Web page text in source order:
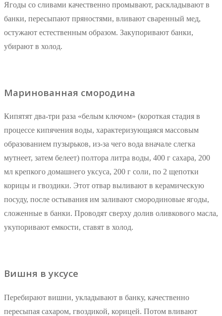
Ягоды со сливами качественно промывают, раскладывают в
банки, пересыпают пряностями, вливают сваренный мед,
остужают естественным образом. Закупоривают банки,
убирают в холод.
Маринованная смородина
Кипятят два-три раза «белым ключом» (короткая стадия в
процессе кипячения воды, характеризующаяся массовым
образованием пузырьков, из-за чего вода вначале слегка
мутнеет, затем белеет) полтора литра воды, 400 г сахара, 200
мл крепкого домашнего уксуса, 200 г соли, по 2 щепотки
корицы и гвоздики. Этот отвар выливают в керамическую
посуду, после остывания им заливают смородиновые ягоды,
сложенные в банки. Проводят сверху долив оливкового масла,
укупоривают емкости, ставят в холод.
Вишня в уксусе
Перебирают вишни, укладывают в банку, качественно
пересыпая сахаром, гвоздикой, корицей. Потом вливают